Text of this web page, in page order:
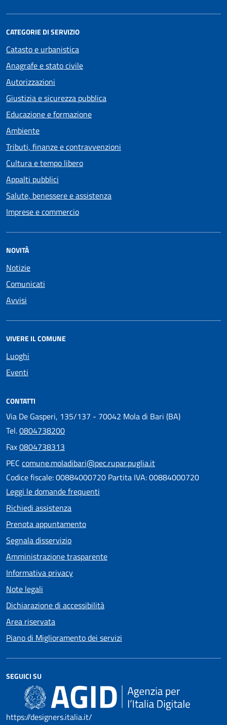
CATEGORIE DI SERVIZIO
Catasto e urbanistica
Anagrafe e stato civile
Autorizzazioni
Giustizia e sicurezza pubblica
Educazione e formazione
Ambiente
Tributi, finanze e contravvenzioni
Cultura e tempo libero
Appalti pubblici
Salute, benessere e assistenza
Imprese e commercio
NOVITÀ
Notizie
Comunicati
Avvisi
VIVERE IL COMUNE
Luoghi
Eventi
CONTATTI
Via De Gasperi, 135/137 - 70042 Mola di Bari (BA)
Tel.0804738200
Fax0804738313
PEC comune.moladibari@pec.rupar.puglia.it
Codice fiscale: 00884000720 Partita IVA: 00884000720
Leggi le domande frequenti
Richiedi assistenza
Prenota appuntamento
Segnala disservizio
Amministrazione trasparente
Informativa privacy
Note legali
Dichiarazione di accessibilità
Area riservata
Piano di Miglioramento dei servizi
SEGUICI SU
https://designers.italia.it/